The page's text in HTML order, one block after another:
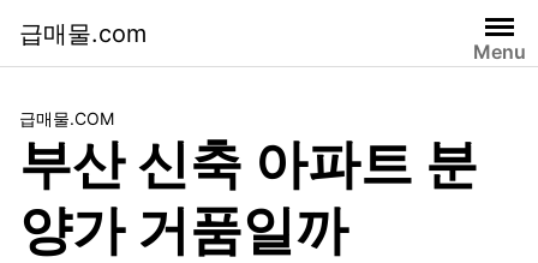
급매물.com
Menu
급매물.COM
부산 신축 아파트 분
양가 거품일까